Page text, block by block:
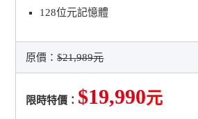
128位元記憶體
原價：$21,989元
限時特價： $19,990元